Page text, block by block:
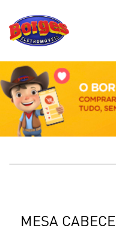
MESA